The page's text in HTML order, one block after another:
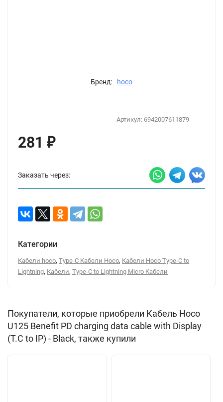
Бренд: hoco
Артикул: 6942007611879
281 ₽
Заказать через:
Категории
Кабели hoco, Type-C Кабели Hoco, Кабели Hoco Type-C to
Lightning, Кабели, Type-C to Lightning Micro Кабели
Покупатели, которые приобрели Кабель Hoco
U125 Benefit PD charging data cable with Display
(T.C to IP) - Black, также купили